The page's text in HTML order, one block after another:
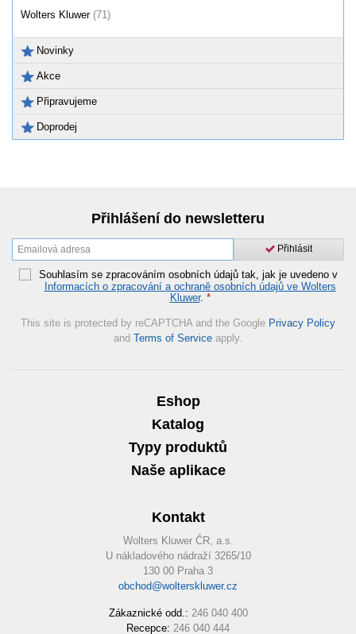
Wolters Kluwer (71)
Novinky
Akce
Připravujeme
Doprodej
Přihlášení do newsletteru
Přihlásit
Souhlasím se zpracováním osobních údajů tak, jak je uvedeno v
Informacích o zpracování a ochraně osobních údajů ve Wolters
Kluwer. *
This site is protected by reCAPTCHA and the Google Privacy Policy
and Terms of Service apply.
Eshop
Katalog
Typy produktů
Naše aplikace
Kontakt
Wolters Kluwer ČR, a.s.
U nákladového nádraží 3265/10
130 00 Praha 3
obchod@wolterskluwer.cz
Zákaznické odd.: 246 040 400
Recepce: 246 040 444